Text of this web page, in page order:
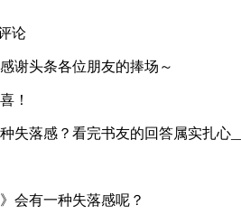
论
谢头条各位朋友的捧场～
！
会有一种失落感呢？